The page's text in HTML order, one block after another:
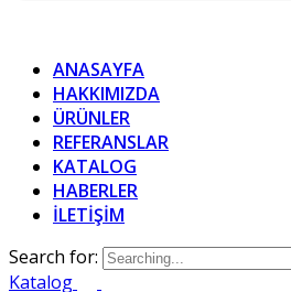
ANASAYFA
HAKKIMIZDA
ÜRÜNLER
REFERANSLAR
KATALOG
HABERLER
İLETİŞİM
Search for:
Katalog